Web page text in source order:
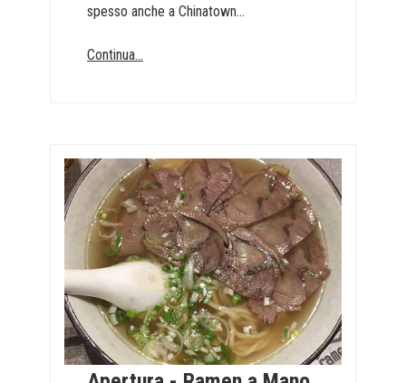
spesso anche a Chinatown...
Continua...